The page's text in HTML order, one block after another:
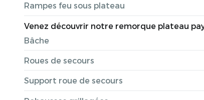
Rampes feu sous plateau
Venez découvrir notre remorque plateau
Bâche
Roues de secours
Support roue de secours